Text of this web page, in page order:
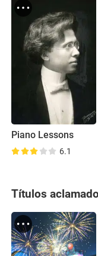
Piano Lessons
6.1
Títulos